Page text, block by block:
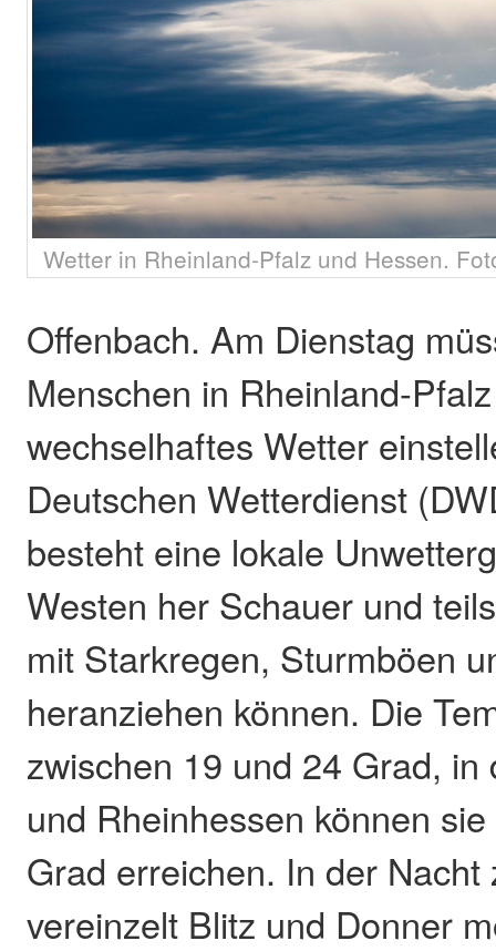
Wetter in Rheinland-Pfalz und Hessen.
Offenbach. Am Dienstag
Menschen in Rheinland-
wechselhaftes Wetter
Deutschen Wetterdienst
besteht eine lokale
Westen her Schauer und
mit Starkregen, Sturmböen
heranziehen können. Die
zwischen 19 und 24 Grad, in
und Rheinhessen können
Grad erreichen. In der
vereinzelt Blitz und Donner